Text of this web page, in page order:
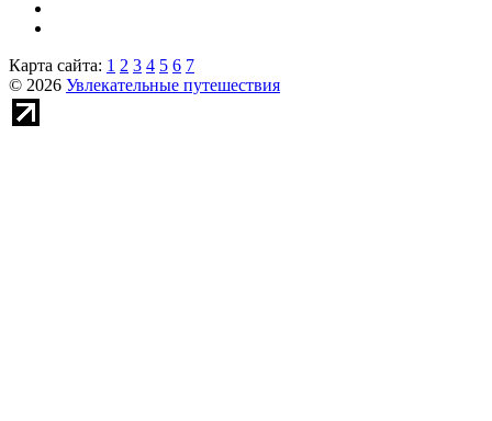
Карта сайта: 1 2 3 4 5 6 7
© 2026 Увлекательные путешествия